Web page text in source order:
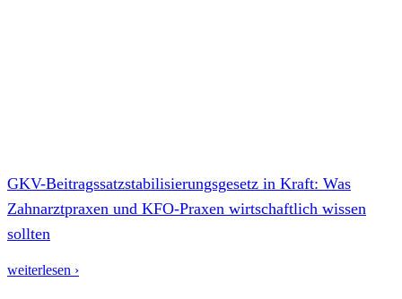
GKV-Beitragssatzstabilisierungsgesetz in Kraft: Was
Zahnarztpraxen und KFO-Praxen wirtschaftlich wissen
sollten
weiterlesen ›